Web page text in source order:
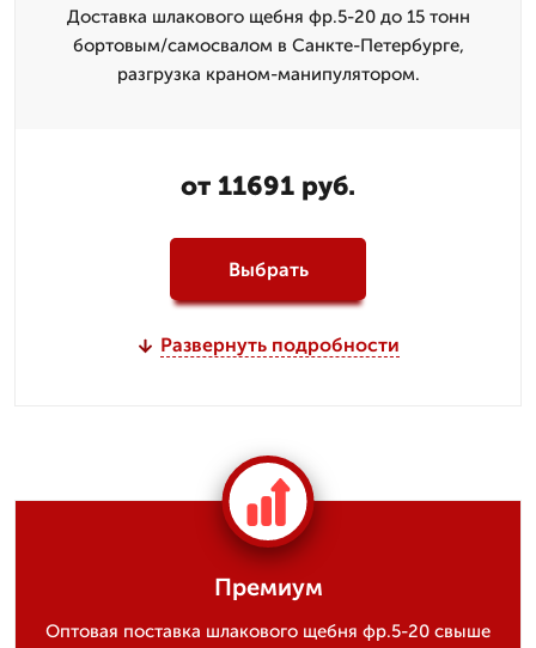
Доставка шлакового щебня фр.5-20 до 15 тонн
бортовым/самосвалом в Санкте-Петербурге,
разгрузка краном-манипулятором.
от 11691 руб.
Выбрать
Развернуть подробности
Премиум
Оптовая поставка шлакового щебня фр.5-20 свыше